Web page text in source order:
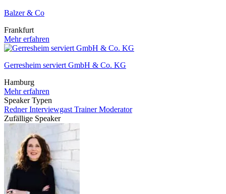
Balzer & Co
Frankfurt
Mehr erfahren
Gerresheim serviert GmbH & Co. KG
Hamburg
Mehr erfahren
Speaker Typen
RednerInterviewgast TrainerModerator
Zufällige Speaker